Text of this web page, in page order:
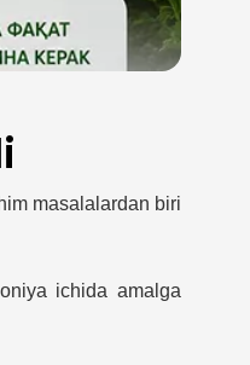
masalalardan biri
ichida amalga